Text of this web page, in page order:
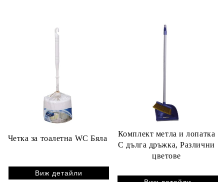
Четка за тоалетна WC Бяла
Виж детайли
Комплект метла и лопатка
С дълга дръжка, Различни
цветове